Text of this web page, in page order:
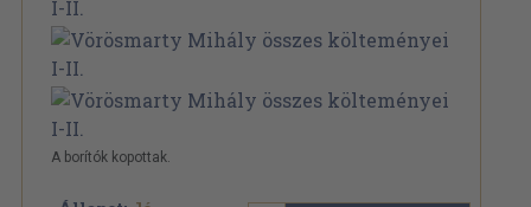
A borítók kopottak.